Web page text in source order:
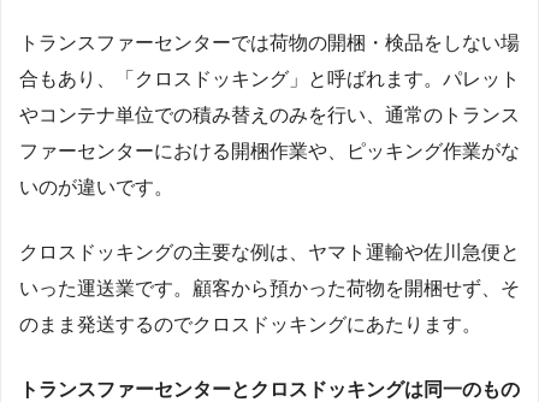
トランスファーセンターでは荷物の開梱・検品をしない場
合もあり、「クロスドッキング」と呼ばれます。パレット
やコンテナ単位での積み替えのみを行い、通常のトランス
ファーセンターにおける開梱作業や、ピッキング作業がな
いのが違いです。
クロスドッキングの主要な例は、ヤマト運輸や佐川急便と
いった運送業です。顧客から預かった荷物を開梱せず、そ
のまま発送するのでクロスドッキングにあたります。
トランスファーセンターとクロスドッキングは同一のもの